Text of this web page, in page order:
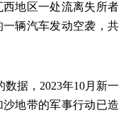
地区一处流离失所者
辆汽车发动空袭，共
据，2023年10月新一
地带的军事行动已造